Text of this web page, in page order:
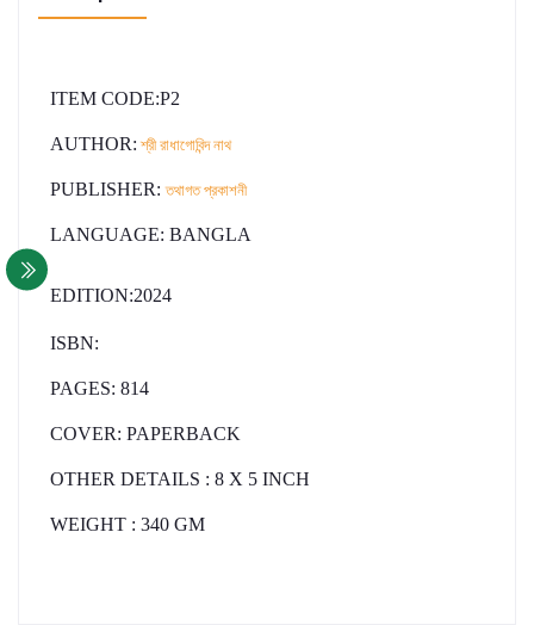
ITEM CODE:P2
AUTHOR: শ্রী রাধাগোবিন্দ নাথ
PUBLISHER:তথাগত প্রকাশনী
LANGUAGE: BANGLA
EDITION:2024
ISBN:
PAGES: 814
COVER: PAPERBACK
OTHER DETAILS : 8 X 5 INCH
WEIGHT : 340 GM